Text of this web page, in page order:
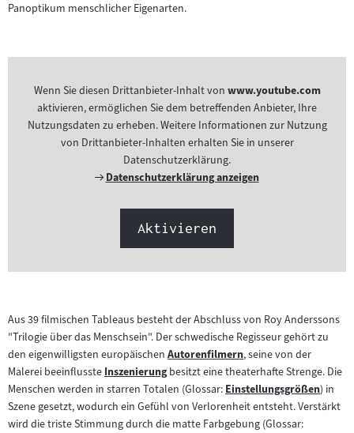
Panoptikum menschlicher Eigenarten.
Wenn Sie diesen Drittanbieter-Inhalt von www.youtube.com
aktivieren, ermöglichen Sie dem betreffenden Anbieter, Ihre
Nutzungsdaten zu erheben. Weitere Informationen zur Nutzung
von Drittanbieter-Inhalten erhalten Sie in unserer
Datenschutzerklärung.
Externer
Datenschutzerklärung anzeigen
Aktivieren
Aus 39 filmischen Tableaus besteht der Abschluss von Roy Anderssons
"Trilogie über das Menschsein". Der schwedische Regisseur gehört zu
den eigenwilligsten europäischen Zum
Inhalt:
Autorenfilmern, seine von der
Malerei beeinflussteZum
Inhalt:
Inszenierungbesitzt eine theaterhafte Strenge. Die
Menschen werden in starren Totalen (Glossar:Zum
Inhalt:
Einstellungsgrößen) in
Szene gesetzt, wodurch ein Gefühl von Verlorenheit entsteht. Verstärkt
wird die triste Stimmung durch die matte Farbgebung (Glossar: